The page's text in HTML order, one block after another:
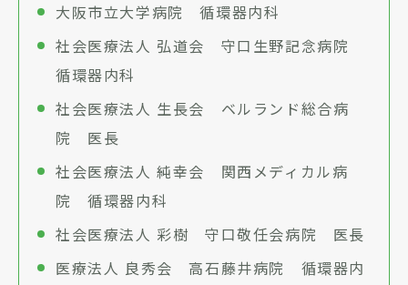
大阪市立大学病院 循環器内科
社会医療法人 弘道会 守口生野記念病院
循環器内科
社会医療法人 生長会 ベルランド総合病
院 医長
社会医療法人 純幸会 関西メディカル病
院 循環器内科
社会医療法人 彩樹 守口敬任会病院 医長
医療法人 良秀会 高石藤井病院 循環器内